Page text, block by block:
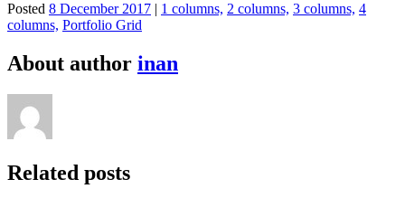
Posted 8 December 2017 | 1 columns, 2 columns, 3 columns, 4
columns, Portfolio Grid
About author inan
Related posts